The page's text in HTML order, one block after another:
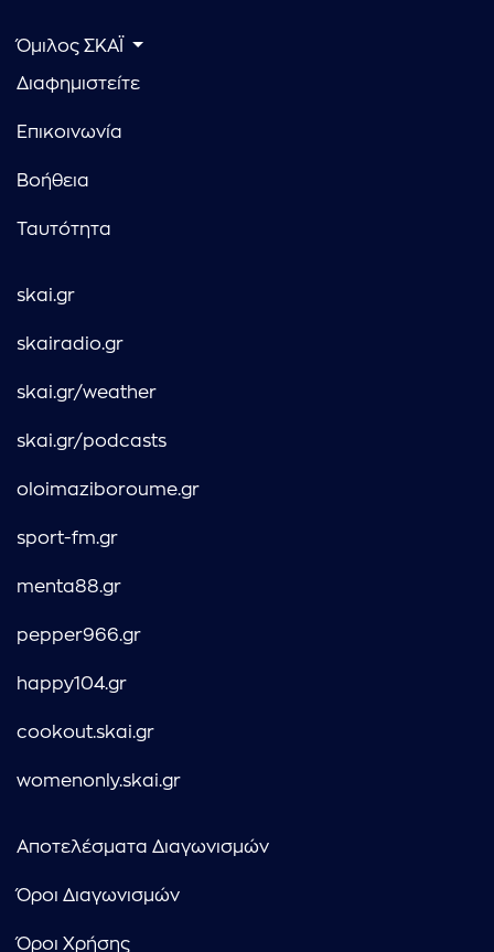
Όμιλος ΣΚΑΪ
Διαφημιστείτε
Επικοινωνία
Βοήθεια
Ταυτότητα
skai.gr
skairadio.gr
skai.gr/weather
skai.gr/podcasts
oloimaziboroume.gr
sport-fm.gr
menta88.gr
pepper966.gr
happy104.gr
cookout.skai.gr
womenonly.skai.gr
Αποτελέσματα Διαγωνισμών
Όροι Διαγωνισμών
Όροι Χρήσης